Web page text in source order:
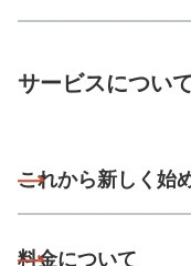
サービスについ
これから新しく始
料金について